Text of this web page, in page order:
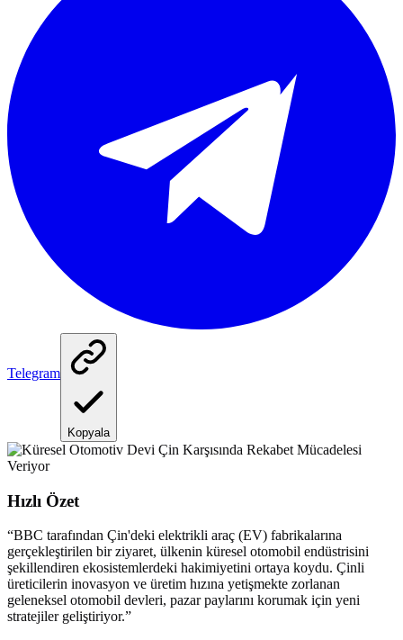
Telegram
Kopyala
Hızlı Özet
“BBC tarafından Çin'deki elektrikli araç (EV) fabrikalarına
gerçekleştirilen bir ziyaret, ülkenin küresel otomobil endüstrisini
şekillendiren ekosistemlerdeki hakimiyetini ortaya koydu. Çinli
üreticilerin inovasyon ve üretim hızına yetişmekte zorlanan
geleneksel otomobil devleri, pazar paylarını korumak için yeni
stratejiler geliştiriyor.”